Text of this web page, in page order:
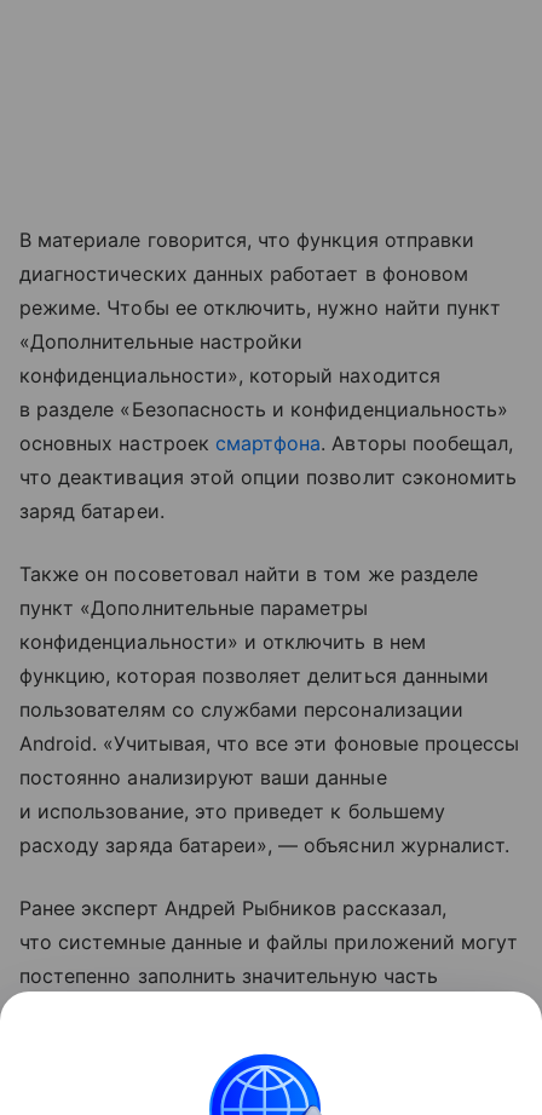
В материале говорится, что функция отправки
диагностических данных работает в фоновом
режиме. Чтобы ее отключить, нужно найти пункт
«Дополнительные настройки
конфиденциальности», который находится
в разделе «Безопасность и конфиденциальность»
основных настроек смартфона. Авторы пообещал,
что деактивация этой опции позволит сэкономить
заряд батареи.
Также он посоветовал найти в том же разделе
пункт «Дополнительные параметры
конфиденциальности» и отключить в нем
функцию, которая позволяет делиться данными
пользователям со службами персонализации
Android. «Учитывая, что все эти фоновые процессы
постоянно анализируют ваши данные
и использование, это приведет к большему
расходу заряда батареи», — объяснил журналист.
Ранее эксперт Андрей Рыбников рассказал,
что системные данные и файлы приложений могут
постепенно заполнить значительную часть